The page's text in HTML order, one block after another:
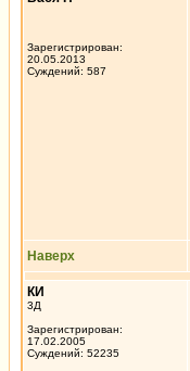
Зарегистрирован:
20.05.2013
Суждений: 587
Наверх
КИ
3Д
Зарегистрирован:
17.02.2005
Суждений: 52235